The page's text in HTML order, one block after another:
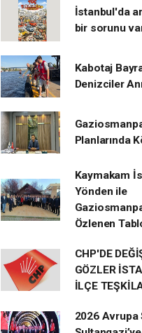
İstanbul'da
bir sorunu
Kabotaj
Denizciler
Planlarında
Kaymakam
Yönden ile
Özlenen
CHP'DE
GÖZLER
İLÇE
2026 Avrupa